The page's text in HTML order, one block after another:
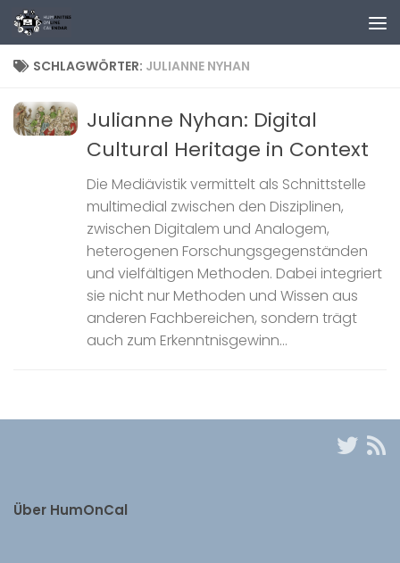
Zum Inhalt springen
SCHLAGWÖRTER: JULIANNE NYHAN
Julianne Nyhan: Digital
Cultural Heritage in Context
Die Mediävistik vermittelt als Schnittstelle
multimedial zwischen den Disziplinen,
zwischen Digitalem und Analogem,
heterogenen Forschungsgegenständen
und vielfältigen Methoden. Dabei integriert
sie nicht nur Methoden und Wissen aus
anderen Fachbereichen, sondern trägt
auch zum Erkenntnisgewinn...
Über HumOnCal